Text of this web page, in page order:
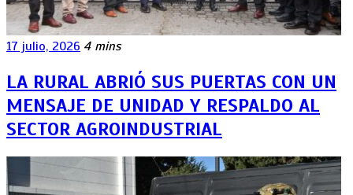
17 julio, 2026 4 mins
LA RURAL ABRIÓ SUS PUERTAS CON UN
MENSAJE DE UNIDAD Y RESPALDO AL
SECTOR AGROINDUSTRIAL